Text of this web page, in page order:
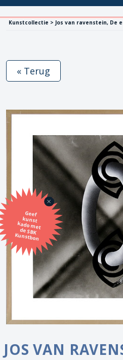
Kunstcollectie > Jos van ravenstein, De
Geef
kunst
kado met
de SBK
Kunstbon
« Terug
JOS VAN